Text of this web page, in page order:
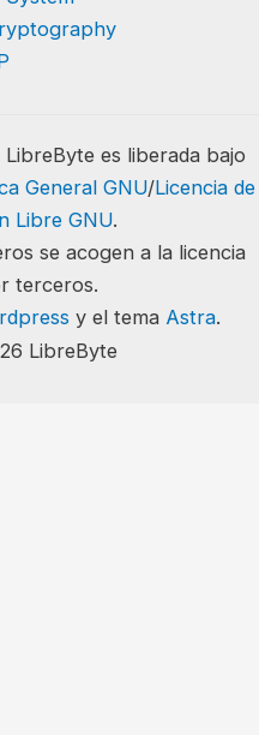
es liberada bajo
General GNU/Licencia de
Libre GNU.
se acogen a la licencia
terceros.
y el tema Astra.
LibreByte